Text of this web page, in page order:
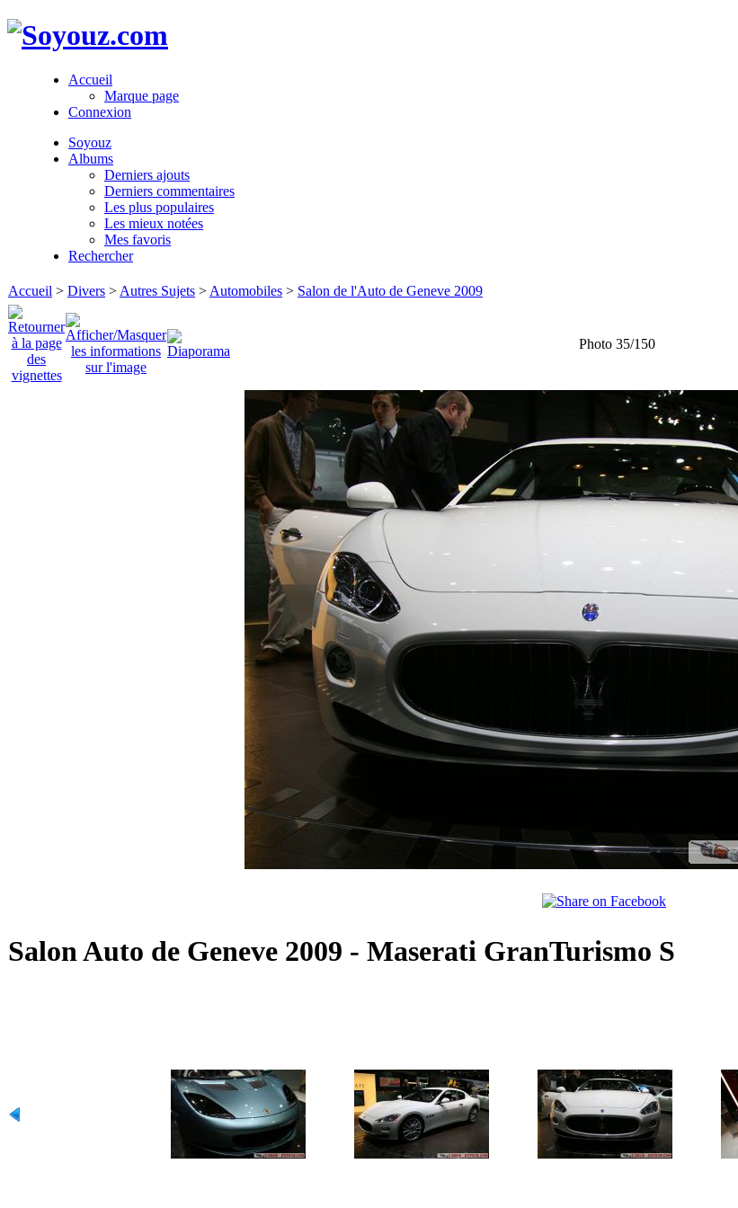
Accueil
Marque page
Connexion
Soyouz
Albums
Derniers ajouts
Derniers commentaires
Les plus populaires
Les mieux notées
Mes favoris
Rechercher
Accueil > Divers > Autres Sujets > Automobiles > Salon de l'Auto de Geneve 2009
Photo 35/150
Salon Auto de Geneve 2009 - Maserati GranTurismo S